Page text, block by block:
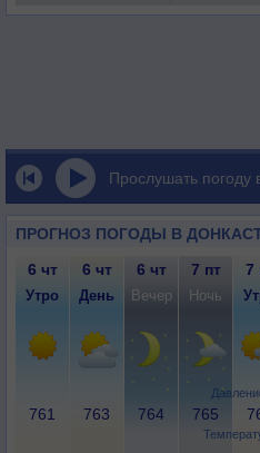
Прослушать погоду
ПРОГНОЗ ПОГОДЫ В
6 чт 6 чт 6 чт 7 пт 7
Утро День Вечер Ночь
761 763 764 765